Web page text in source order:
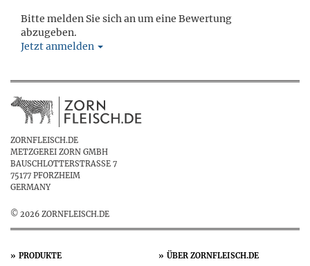
Bitte melden Sie sich an um eine Bewertung
abzugeben.
Jetzt anmelden
ZORNFLEISCH.DE
METZGEREI ZORN GMBH
BAUSCHLOTTERSTRASSE 7
75177 PFORZHEIM
GERMANY
© 2026 ZORNFLEISCH.DE
PRODUKTE
ÜBER ZORNFLEISCH.DE